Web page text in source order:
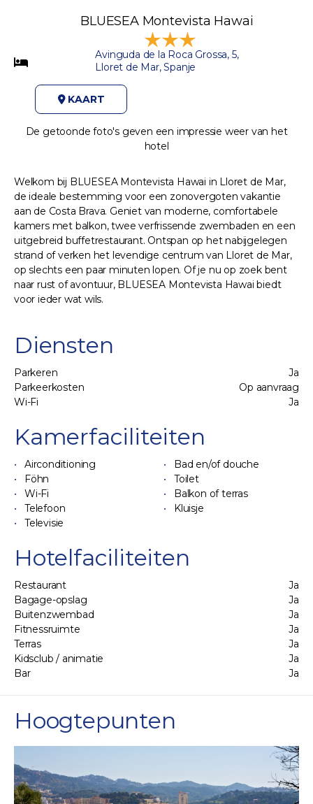
BLUESEA Montevista Hawai
Avinguda de la Roca Grossa, 5,
Lloret de Mar, Spanje
KAART
De getoonde foto's geven een impressie weer van het
hotel
Welkom bij BLUESEA Montevista Hawai in Lloret de Mar,
de ideale bestemming voor een zonovergoten vakantie
aan de Costa Brava. Geniet van moderne, comfortabele
kamers met balkon, twee verfrissende zwembaden en een
uitgebreid buffetrestaurant. Ontspan op het nabijgelegen
strand of verken het levendige centrum van Lloret de Mar,
op slechts een paar minuten lopen. Of je nu op zoek bent
naar rust of avontuur, BLUESEA Montevista Hawai biedt
voor ieder wat wils.
Diensten
Parkeren
Ja
Parkeerkosten
Op aanvraag
Wi-Fi
Ja
Kamerfaciliteiten
Airconditioning
Bad en/of douche
Föhn
Toilet
Wi-Fi
Balkon of terras
Telefoon
Kluisje
Televisie
Hotelfaciliteiten
Restaurant
Ja
Bagage-opslag
Ja
Buitenzwembad
Ja
Fitnessruimte
Ja
Terras
Ja
Kidsclub / animatie
Ja
Bar
Ja
Hoogtepunten